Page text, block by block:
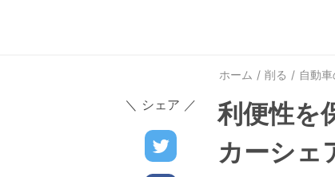
ホーム 削る 自動
＼ シェア ／
利便性を
カーシェ